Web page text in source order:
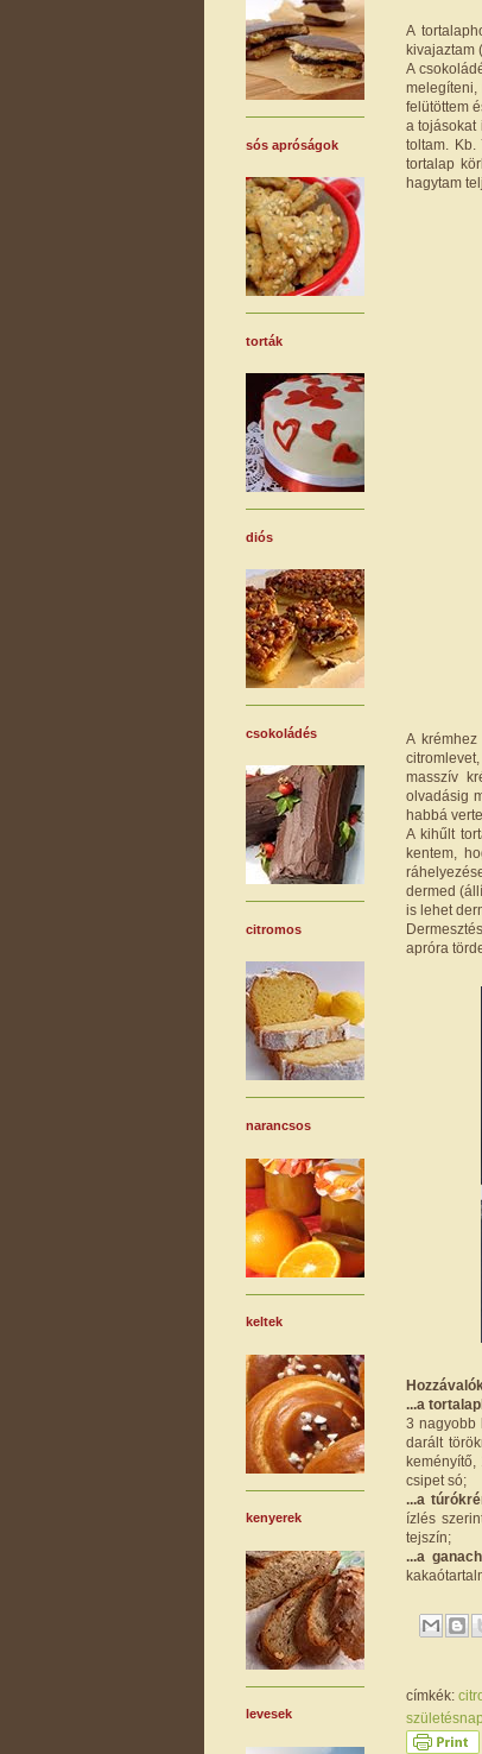
A
kivajaztam
A
melegíteni,
felütöttem
a tojásokat
toltam. Kb.
tortalap
hagytam
A
masszív
olvadásig
habbá
A kihűlt
kentem,
dermed
is lehet
apróra
...a
3 nagyobb
darált
keményítő,
csipet só;
...a
ízlés
tejszín;
...a
címkék:
sós apróságok
torták
diós
csokoládés
citromos
narancsos
keltek
kenyerek
levesek